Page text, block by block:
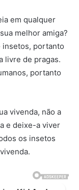
em qualquer
melhor amiga?
insetos, portanto
livre de pragas.
portanto
vivenda, não a
e deixe-a viver
os insetos